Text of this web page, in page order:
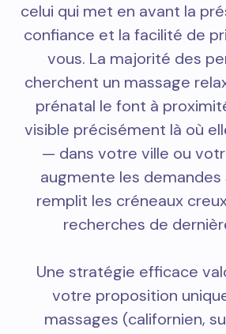
celui qui met en avant la
confiance et la facilité de
vous. La majorité des
cherchent un massage
prénatal le font à
visible précisément là où
— dans votre ville ou
augmente les demandes
remplit les créneaux
recherches de
Une stratégie efficace
votre proposition
massages (californien,